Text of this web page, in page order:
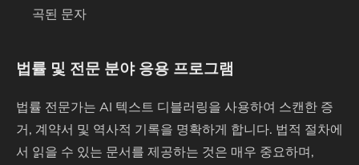
곡된 문자
법률 및 전문 분야 응용 프로그램
법률 전문가는 AI 텍스트 디블러링을 사용하여 스캔한 증
거, 계약서 및 역사적 기록을 명확하게 합니다. 법적 절차에
서 읽을 수 있는 문서를 제공하는 것은 매우 중요하며,